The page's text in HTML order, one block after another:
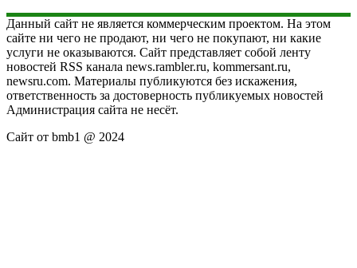
Данный сайт не является коммерческим проектом. На этом
сайте ни чего не продают, ни чего не покупают, ни какие
услуги не оказываются. Сайт представляет собой ленту
новостей RSS канала news.rambler.ru, kommersant.ru,
newsru.com. Материалы публикуются без искажения,
ответственность за достоверность публикуемых новостей
Администрация сайта не несёт.
Сайт от bmb1 @ 2024